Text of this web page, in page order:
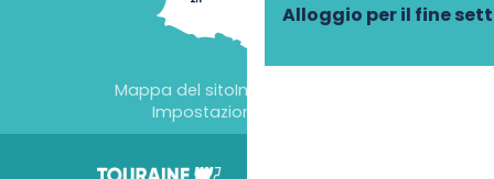
Alloggio per il fine
Mappa del sitoInformazioni legali
Impostazioni dei cookie